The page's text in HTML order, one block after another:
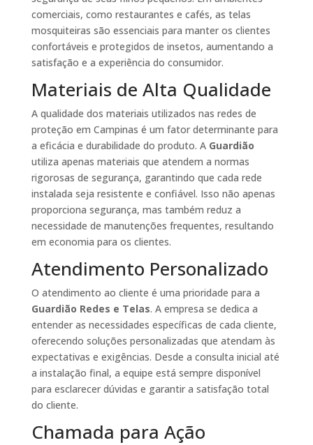
comerciais, como restaurantes e cafés, as telas
mosquiteiras são essenciais para manter os clientes
confortáveis e protegidos de insetos, aumentando a
satisfação e a experiência do consumidor.
Materiais de Alta Qualidade
A qualidade dos materiais utilizados nas redes de
proteção em Campinas é um fator determinante para
a eficácia e durabilidade do produto. A Guardião
utiliza apenas materiais que atendem a normas
rigorosas de segurança, garantindo que cada rede
instalada seja resistente e confiável. Isso não apenas
proporciona segurança, mas também reduz a
necessidade de manutenções frequentes, resultando
em economia para os clientes.
Atendimento Personalizado
O atendimento ao cliente é uma prioridade para a
Guardião Redes e Telas. A empresa se dedica a
entender as necessidades específicas de cada cliente,
oferecendo soluções personalizadas que atendam às
expectativas e exigências. Desde a consulta inicial até
a instalação final, a equipe está sempre disponível
para esclarecer dúvidas e garantir a satisfação total
do cliente.
Chamada para Ação